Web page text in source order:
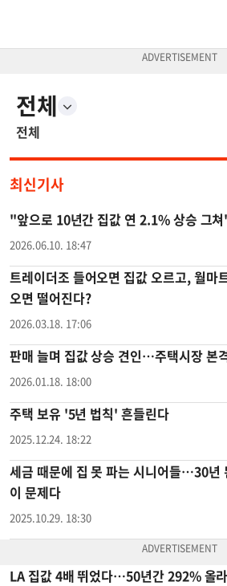
전체
전체
최신기사
"앞으로 10년간 집값 연 2.1% 상승 그
2026.06.10. 18:47
트레이더조 들어오면 집값 오르고, 월마
오면 떨어진다?
2026.03.18. 17:06
판매 늘며 집값 상승 견인…주택시장 본
2026.01.18. 18:00
주택 보유 '5년 법칙' 흔들린다
2025.12.24. 18:22
세금 때문에 집 못 파는 시니어들…30년
이 문제다
2025.10.29. 18:30
LA 집값 4배 뛰었다…50년간 292% 올